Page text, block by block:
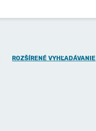
ROZŠÍRENÉ VYHĽADÁVANIE